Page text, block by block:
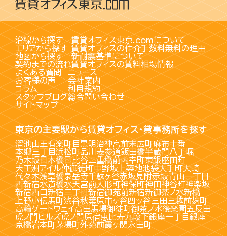
沿線から探す
エリアから探す
地図から探す
契約までの流れ
賃貸オフィス東京.comについて
賃貸オフィスの仲介手数料無料の理由
新耐震基準について
賃貸オフィスの賃料相場情報
よくある質問
お客様の声
コラム
スタッフブログ
サイトマップ
ニュース
会社案内
利用規約
総合問い合わせ
東京の主要駅から賃貸オフィス・貸事務所を探す
溜池山王有楽町目黒明治神宮前末広町麻布十番
本郷三丁目浜松町品川 表参道飯田橋半蔵門八丁堀
乃木坂日本橋日比谷二重橋前内幸町東銀座田町
天王洲アイル仲御徒町中野坂上築地池袋大手町大崎
代々木浅草橋泉岳寺千駄ヶ谷赤坂見附赤坂青山一丁目
西新宿水道橋水天宮前人形町神保町神田神谷町神楽坂
新宿西口新宿三丁目新宿御苑前新宿新御茶ノ水新橋
上野小伝馬町渋谷秋葉原市ヶ谷四ッ谷三田三越前麹町
高輪ゲートウェイ高田馬場御徒町御茶ノ水後楽園五反田
虎ノ門ヒルズ虎ノ門原宿恵比寿九段下銀座一丁目銀座
京橋岩本町茅場町外苑前霞ヶ関永田町